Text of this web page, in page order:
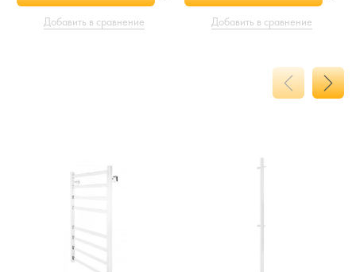
Добавить в сравнение Добавить в сравнение